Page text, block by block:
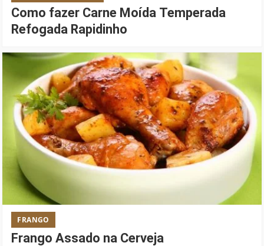
Como fazer Carne Moída Temperada
Refogada Rapidinho
FRANGO
Frango Assado na Cerveja